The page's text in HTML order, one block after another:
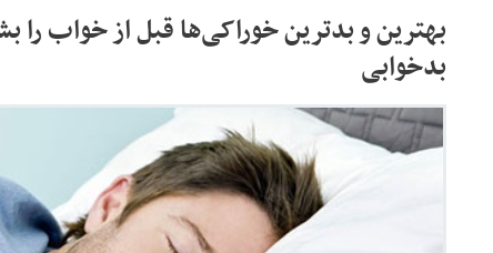
بهترین و بدترین خوراکی‌ها قبل از خواب را
بدخوابی